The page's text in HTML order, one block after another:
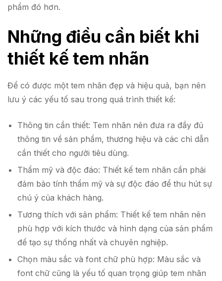
phẩm đó hơn.
Những điều cần biết khi
thiết kế tem nhãn
Để có được một tem nhãn đẹp và hiệu quả, bạn nên
lưu ý các yếu tố sau trong quá trình thiết kế:
Thông tin cần thiết: Tem nhãn nên đưa ra đầy đủ
thông tin về sản phẩm, thương hiệu và các chỉ dẫn
cần thiết cho người tiêu dùng.
Thẩm mỹ và độc đáo: Thiết kế tem nhãn cần phải
đảm bảo tính thẩm mỹ và sự độc đáo để thu hút sự
chú ý của khách hàng.
Tương thích với sản phẩm: Thiết kế tem nhãn nên
phù hợp với kích thước và hình dạng của sản phẩm
để tạo sự thống nhất và chuyên nghiệp.
Chọn màu sắc và font chữ phù hợp: Màu sắc và
font chữ cũng là yếu tố quan trọng giúp tem nhãn